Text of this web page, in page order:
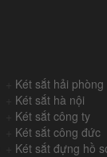
Két sắt hải phòng
Két sắt hà nội
Két sắt công ty
Két sắt công đức
Két sắt đựng hồ